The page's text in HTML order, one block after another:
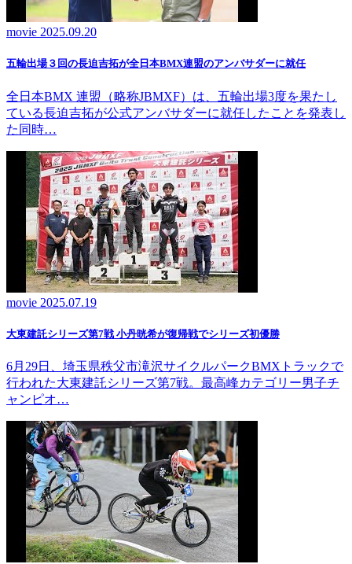
movie 2025.09.20
五輪出場３回の長迫吉拓が全日本BMX連盟のアンバサダーに就任
全日本BMX 連盟（略称JBMXF）は、五輪出場3度を果たし
ている長迫吉拓が公式アンバサダーに就任したことを発表し
た同時…
movie 2025.07.19
大東建託シリーズ第7戦 ⼩丹晄希が復帰戦でシリーズ初優勝
6月29日、埼玉県秩父市滝沢サイクルパークBMXトラックで
行われた大東建託シリーズ第7戦。最高峰カテゴリー男子チ
ャンピオ…